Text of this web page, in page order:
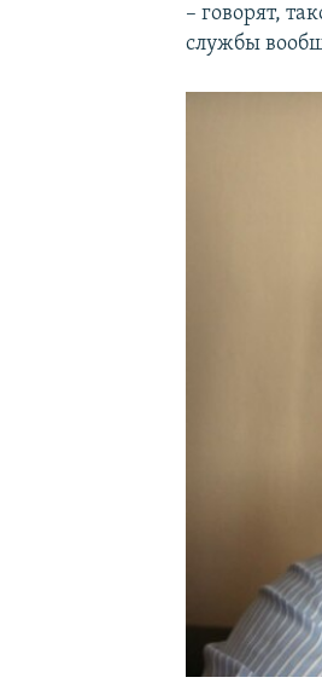
– говорят,
службы